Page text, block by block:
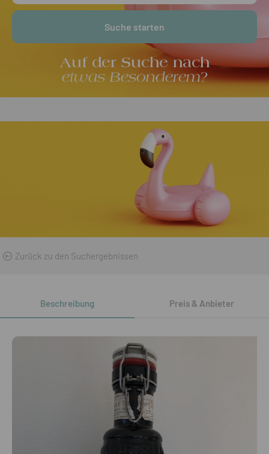
Auf der Suche nach
etwas Besonderem?
Suche starten
Zurück zu den Suchergebnissen
Beschreibung Preis & Anbieter